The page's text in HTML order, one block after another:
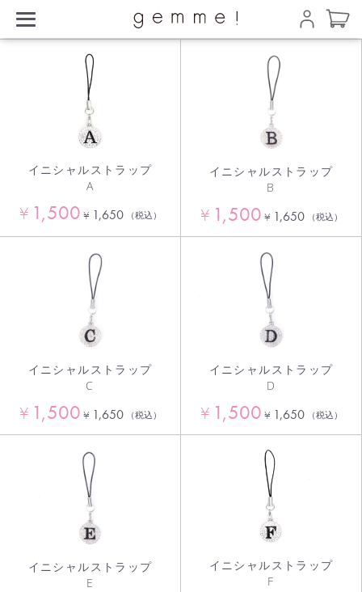
イニシャルストラップ
A
¥ 1,500 ¥ 1,650 （税込）
イニシャルストラップ
B
¥ 1,500 ¥ 1,650 （税込）
イニシャルストラップ
C
¥ 1,500 ¥ 1,650 （税込）
イニシャルストラップ
D
¥ 1,500 ¥ 1,650 （税込）
イニシャルストラップ
E
イニシャルストラップ
F